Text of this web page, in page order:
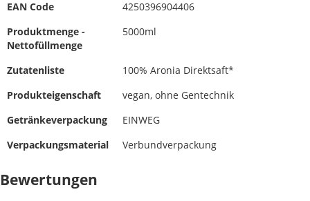
EAN Code
4250396904406
Produktmenge -
Nettofüllmenge
5000ml
Zutatenliste
100% Aronia Direktsaft*
Produkteigenschaft
vegan, ohne Gentechnik
Getränkeverpackung
EINWEG
Verpackungsmaterial
Verbundverpackung
Bewertungen